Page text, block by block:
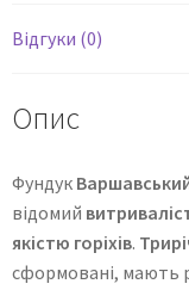
Відгуки (0)
Опис
Фундук
відомий
якістю горіхів.
сформовані, мають